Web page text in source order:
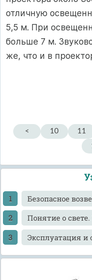
отличную
5,5 м. При
больше 7 м.
же, что и в
< 10 11
Безопасное
Понятие о
Эксплуатация и